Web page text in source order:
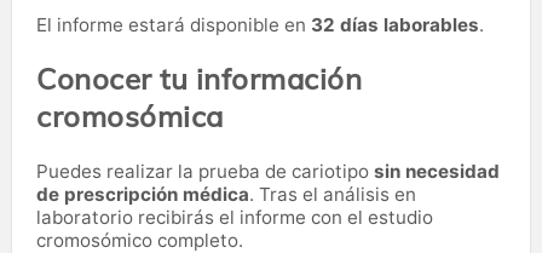
El informe estará disponible en 32 días laborables.
Conocer tu información
cromosómica
Puedes realizar la prueba de cariotipo sin necesidad
de prescripción médica. Tras el análisis en
laboratorio recibirás el informe con el estudio
cromosómico completo.